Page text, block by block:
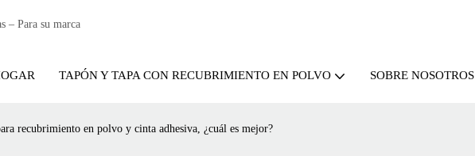
– Para su marca
TAPÓN Y TAPA CON RECUBRIMIENTO EN POLVO SOBRE NOSOTROS
recubrimiento en polvo y cinta adhesiva, ¿cuál es mejor?